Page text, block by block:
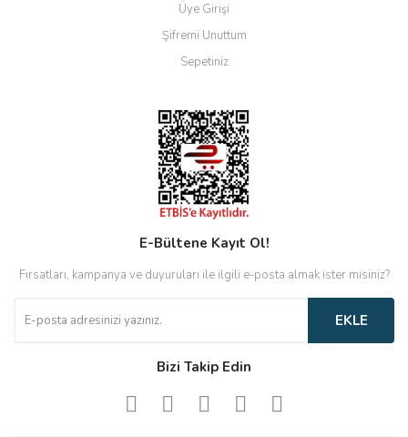
Üye Girişi
Şifremi Unuttum
Sepetiniz
E-Bültene Kayıt Ol!
Fırsatları, kampanya ve duyuruları ile ilgili e-posta almak ister misiniz?
EKLE
Bizi Takip Edin